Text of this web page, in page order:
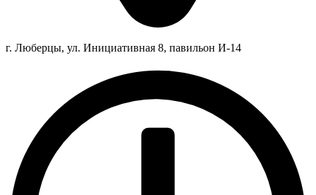
г. Люберцы, ул. Инициативная 8, павильон И-14